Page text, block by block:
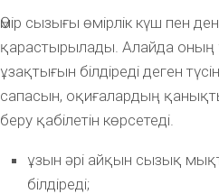
Өмір сызығы өмірлік күш пен
қарастырылады. Алайда оның
ұзақтығын білдіреді деген
сапасын, оқиғалардың
беру қабілетін көрсетеді.
ұзын әрі айқын сызық
білдіреді;